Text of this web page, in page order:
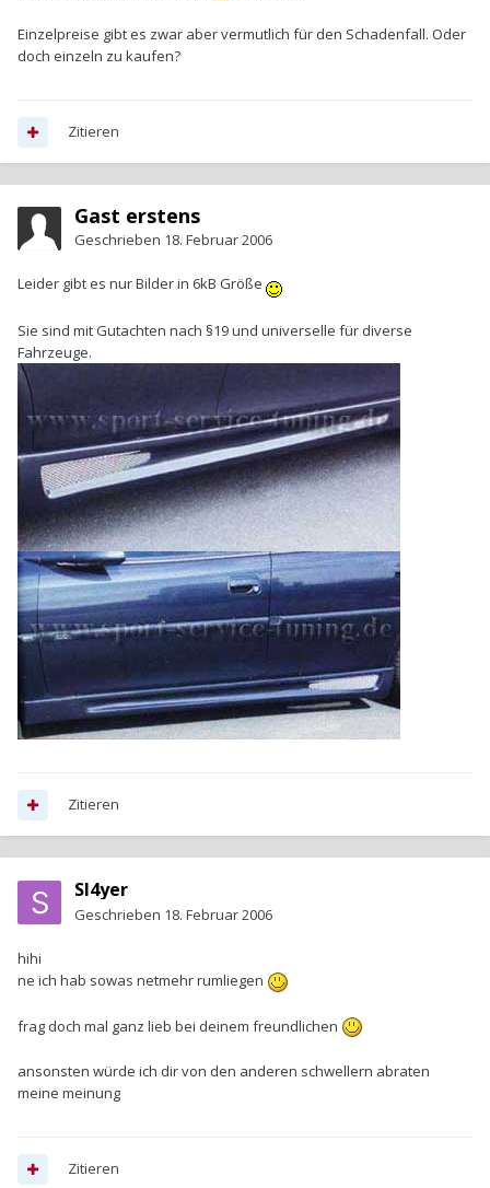
Einzelpreise gibt es zwar aber vermutlich für den Schadenfall. Oder
doch einzeln zu kaufen?
Zitieren
Gast erstens
Geschrieben 18. Februar 2006
Leider gibt es nur Bilder in 6kB Größe
Sie sind mit Gutachten nach §19 und universelle für diverse
Fahrzeuge.
Zitieren
Sl4yer
Geschrieben 18. Februar 2006
hihi
ne ich hab sowas netmehr rumliegen
frag doch mal ganz lieb bei deinem freundlichen
ansonsten würde ich dir von den anderen schwellern abraten
meine meinung
Zitieren